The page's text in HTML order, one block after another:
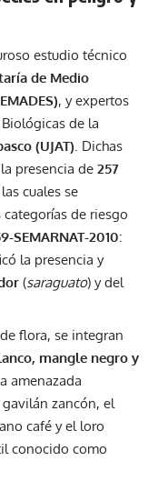
estudio técnico
de Medio
, y expertos
de la
(UJAT). Dichas
presencia de 257
cuales se
de riesgo
SEMARNAT-2010:
la presencia y
(saraguato) y del
flora, se integran
mangle negro y
amenazada
zancón, el
café y el loro
conocido como